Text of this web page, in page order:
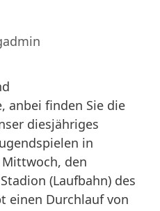
anbei finden Sie die
diesjähriges
in
den
(Laufbahn) des
einen Durchlauf von